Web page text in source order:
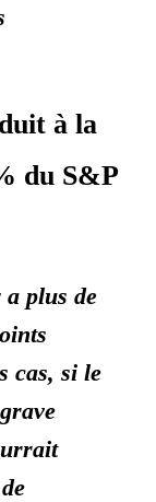
à la
du S&P
plus de
cas, si le